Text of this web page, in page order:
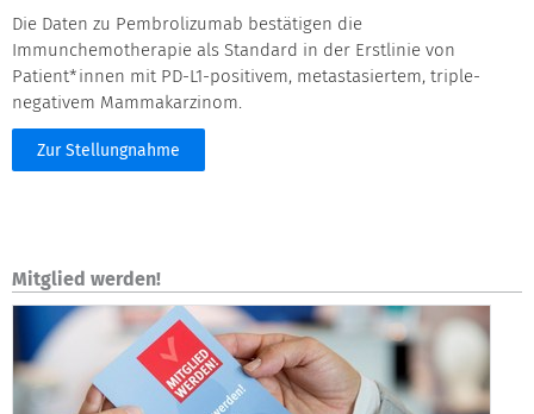
Die Daten zu Pembrolizumab bestätigen die
Immunchemotherapie als Standard in der Erstlinie von
Patient*innen mit PD-L1-positivem, metastasiertem, triple-
negativem Mammakarzinom.
Zur Stellungnahme
Mitglied werden!